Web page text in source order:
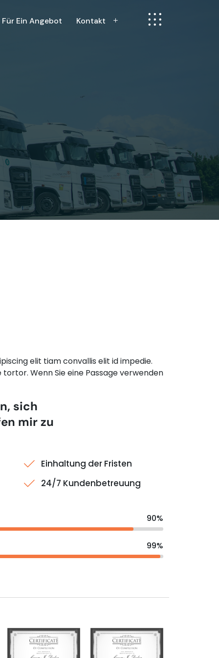
Ein Angebot Kontakt
elit tiam convallis elit id impedie.
Wenn Sie eine Passage verwenden
sich
mir zu
Einhaltung der Fristen
24/7 Kundenbetreuung
90%
99%